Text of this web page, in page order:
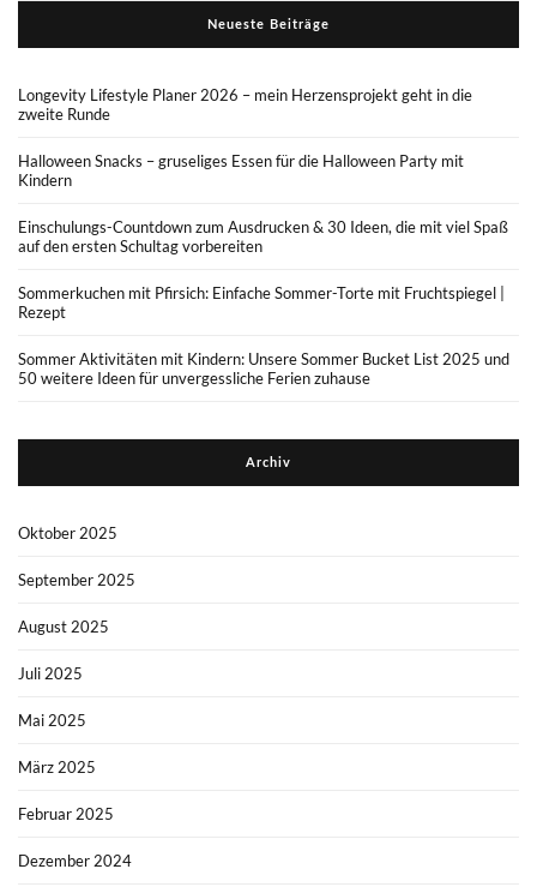
Neueste Beiträge
Longevity Lifestyle Planer 2026 – mein Herzensprojekt geht in die
zweite Runde
Halloween Snacks – gruseliges Essen für die Halloween Party mit
Kindern
Einschulungs-Countdown zum Ausdrucken & 30 Ideen, die mit viel Spaß
auf den ersten Schultag vorbereiten
Sommerkuchen mit Pfirsich: Einfache Sommer-Torte mit Fruchtspiegel |
Rezept
Sommer Aktivitäten mit Kindern: Unsere Sommer Bucket List 2025 und
50 weitere Ideen für unvergessliche Ferien zuhause
Archiv
Oktober 2025
September 2025
August 2025
Juli 2025
Mai 2025
März 2025
Februar 2025
Dezember 2024